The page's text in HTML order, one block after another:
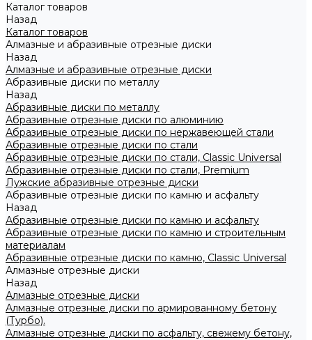
Каталог товаров
Назад
Каталог товаров
Алмазные и абразивные отрезные диски
Назад
Алмазные и абразивные отрезные диски
Абразивные диски по металлу
Назад
Абразивные диски по металлу
Абразивные отрезные диски по алюминию
Абразивные отрезные диски по нержавеющей стали
Абразивные отрезные диски по стали
Абразивные отрезные диски по стали, Classic Universal
Абразивные отрезные диски по стали, Premium
Лужские абразивные отрезные диски
Абразивные отрезные диски по камню и асфальту
Назад
Абразивные отрезные диски по камню и асфальту
Абразивные отрезные диски по камню и строительным
материалам
Абразивные отрезные диски по камню, Classic Universal
Алмазные отрезные диски
Назад
Алмазные отрезные диски
Алмазные отрезные диски по армированному бетону
(Турбо).
Алмазные отрезные диски по асфальту, свежему бетону,